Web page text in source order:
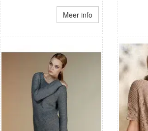
Meer info